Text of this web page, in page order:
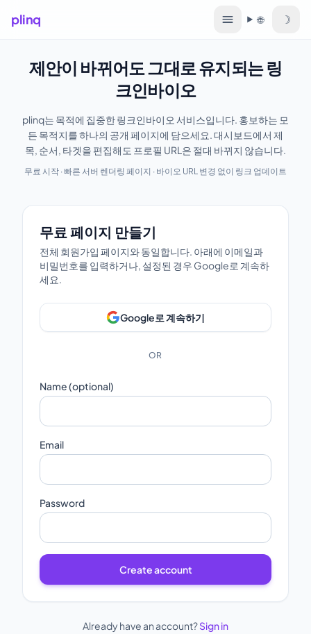
plinq 🌐
언어 ☽
제안이 바뀌어도 그대로 유지되는 링
크인바이오
plinq는 목적에 집중한 링크인바이오 서비스입니다. 홍보하는 모
든 목적지를 하나의 공개 페이지에 담으세요. 대시보드에서 제
목, 순서, 타겟을 편집해도 프로필 URL은 절대 바뀌지 않습니다.
무료 시작 · 빠른 서버 렌더링 페이지 · 바이오 URL 변경 없이 링크 업데이트
무료 페이지 만들기
무료 페이지 만들기
전체 회원가입 페이지와 동일합니다. 아래에 이메일과
비밀번호를 입력하거나, 설정된 경우 Google로 계속하
세요.
Google로 계속하기
OR
Name (optional)
Email
Password
Create account
Already have an account?Sign in